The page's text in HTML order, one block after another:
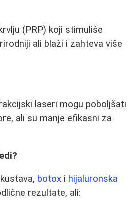
(PRP) koji stimuliše
ali blaži i zahteva više
laseri mogu poboljšati
ali su manje efikasni za
botox i hijaluronska
rezultate, ali: